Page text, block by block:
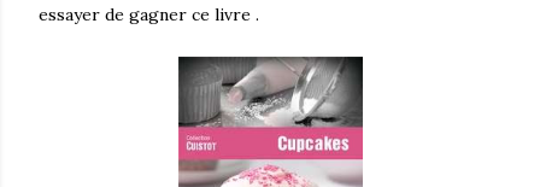
essayer de gagner ce livre .